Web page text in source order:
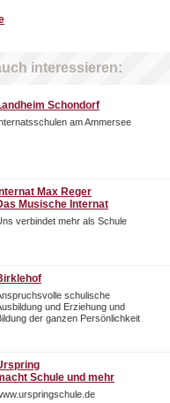
interessieren:
Schondorf
am Ammersee
Max Reger
Musische Internat
verbindet mehr als Schule
schulische
und Erziehung und
der ganzen Persönlichkeit
Schule und mehr